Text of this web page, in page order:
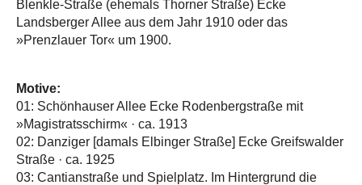
Blenkle-Straße (ehemals Thorner Straße) Ecke
Landsberger Allee aus dem Jahr 1910 oder das
»Prenzlauer Tor« um 1900.
Motive:
01: Schönhauser Allee Ecke Rodenbergstraße mit
»Magistratsschirm« · ca. 1913
02: Danziger [damals Elbinger Straße] Ecke Greifswalder
Straße · ca. 1925
03: Cantianstraße und Spielplatz. Im Hintergrund die